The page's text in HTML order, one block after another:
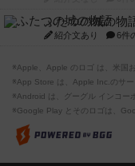
ふたつの城の物
紹介文あり 6件
※Apple、Apple のロゴ は、米国
※App Store は、Apple Inc.のサー
※Android は、グーグル インコー
※Google Play とそのロゴは、